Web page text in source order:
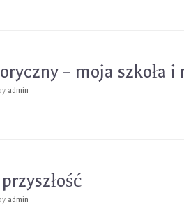
– moja szkoła i
by admin
by admin